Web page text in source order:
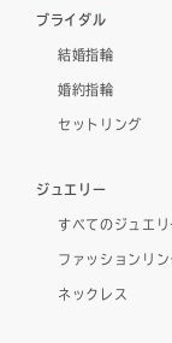
ブライダル
結婚指輪
婚約指輪
セットリング
ジュエリー
すべてのジュエリ
ファッションリン
ネックレス